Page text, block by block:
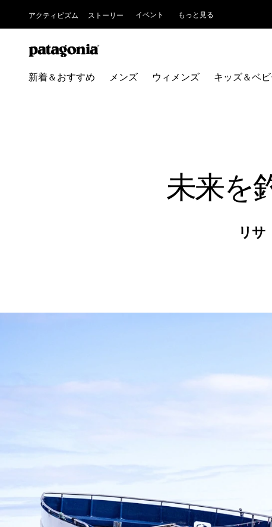
アクティビズム ストーリー イベント もっと見る
新着＆おすすめ メンズ ウィメンズ キッズ＆ベ
未来を
リサ